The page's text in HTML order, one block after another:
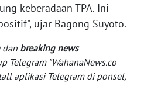
keberadaan TPA. Ini
ujar Bagong Suyoto.
dan breaking news
Telegram "WahanaNews.co
aplikasi Telegram di ponsel,